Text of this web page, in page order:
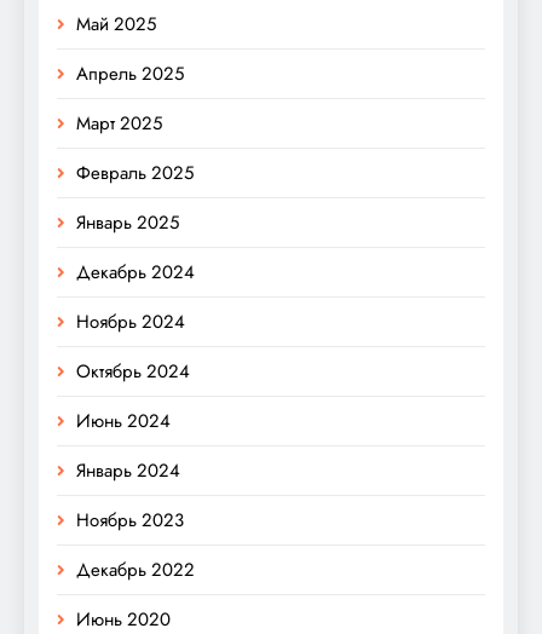
Май 2025
Апрель 2025
Март 2025
Февраль 2025
Январь 2025
Декабрь 2024
Ноябрь 2024
Октябрь 2024
Июнь 2024
Январь 2024
Ноябрь 2023
Декабрь 2022
Июнь 2020